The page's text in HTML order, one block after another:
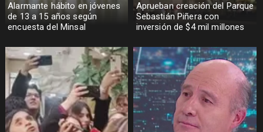
Alarmante hábito en jóvenes
de 13 a 15 años según
encuesta del Minsal
Aprueban creación del Parque
Sebastián Piñera con
inversión de $4 mil millones